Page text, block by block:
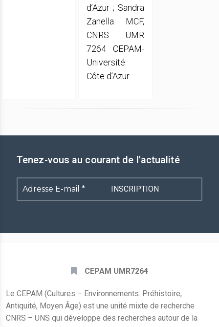
d’Azur ; Sandra
Zanella MCF,
CNRS UMR
7264 CEPAM-
Université
Côte d’Azur
Tenez-vous au courant de l'actualité
Adresse
E-
CEPAM UMR7264
Le CEPAM (Cultures – Environnements. Préhistoire,
Antiquité, Moyen Âge) est une unité mixte de recherche
CNRS – UNS qui développe des recherches autour de la